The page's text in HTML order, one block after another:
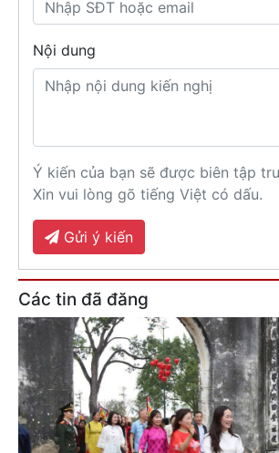
Nội dung
Ý kiến của bạn sẽ được biên tập
Xin vui lòng gõ tiếng Việt có dấu.
Gửi ý kiến
Các tin đã đăng